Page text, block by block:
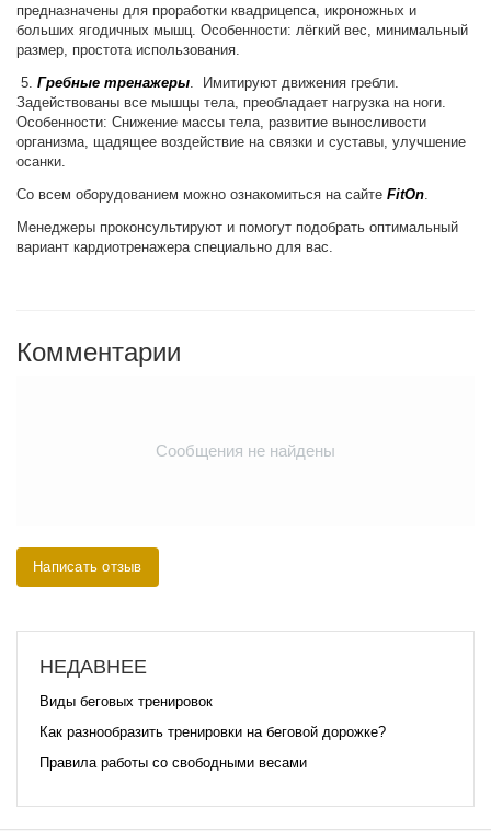
предназначены для проработки квадрицепса, икроножных и
больших ягодичных мышц. Особенности: лёгкий вес, минимальный
размер, простота использования.
5. Гребные тренажеры . Имитируют движения гребли.
Задействованы все мышцы тела, преобладает нагрузка на ноги.
Особенности: Снижение массы тела, развитие выносливости
организма, щадящее воздействие на связки и суставы, улучшение
осанки.
Со всем оборудованием можно ознакомиться на сайтеFitOn
Менеджеры проконсультируют и помогут подобрать оптимальный
вариант кардиотренажера специально для вас.
Комментарии
Сообщения не найдены
Написать отзыв
НЕДАВНЕЕ
Виды беговых тренировок
Как разнообразить тренировки на беговой дорожке?
Правила работы со свободными весами